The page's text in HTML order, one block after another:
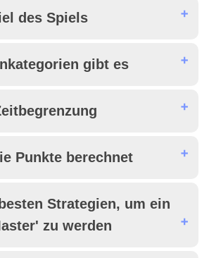
des Spiels
gibt es
Punkte berechnet
Strategien, um ein
zu werden